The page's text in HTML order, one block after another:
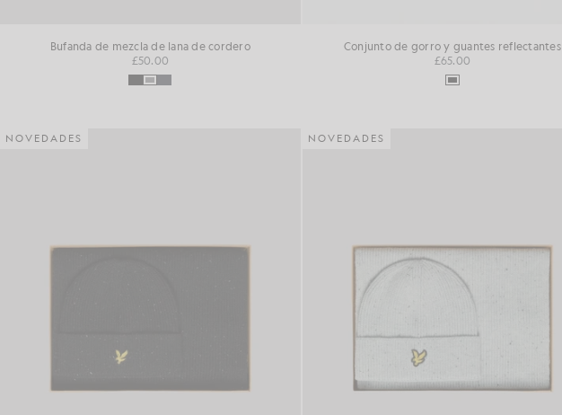
Bufanda de mezcla de lana de cordero
£50.00
Conjunto de gorro y guantes reflectantes
£65.00
NOVEDADES NOVEDADES